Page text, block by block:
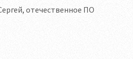
отечественное ПО